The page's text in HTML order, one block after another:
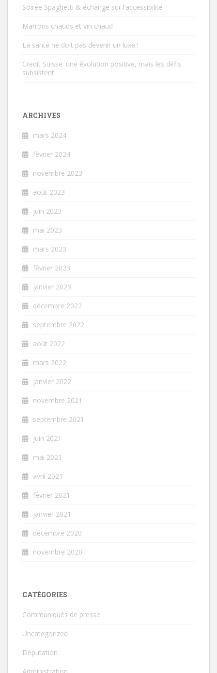
Soirée Spaghetti & échange sur l’accessibilité
Marrons chauds et vin chaud
La santé ne doit pas devenir un luxe !
Credit Suisse: une évolution positive, mais les défis
subsistent
ARCHIVES
mars 2024
février 2024
novembre 2023
août 2023
juin 2023
mai 2023
mars 2023
février 2023
janvier 2023
décembre 2022
septembre 2022
août 2022
mars 2022
janvier 2022
novembre 2021
septembre 2021
juin 2021
mai 2021
avril 2021
février 2021
janvier 2021
décembre 2020
novembre 2020
CATÉGORIES
Communiqués de presse
Uncategorized
Députation